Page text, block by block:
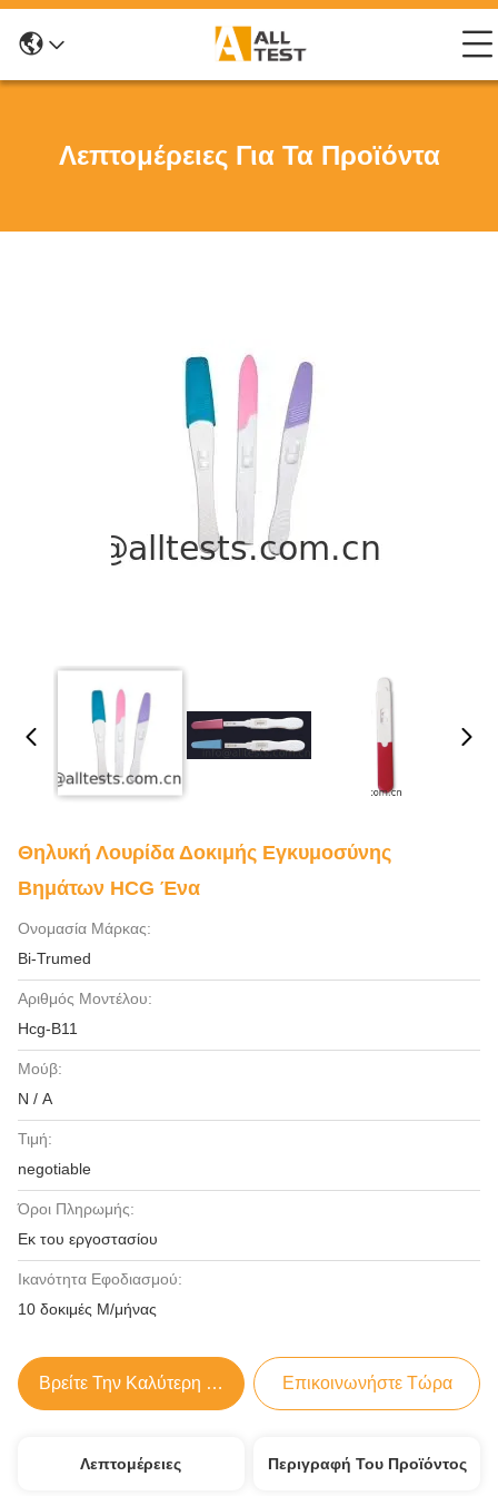
Λεπτομέρειες Για Τα Προϊόντα
Θηλυκή Λουρίδα Δοκιμής Εγκυμοσύνης
Βημάτων HCG Ένα
Ονομασία Μάρκας:
Bi-Trumed
Αριθμός Μοντέλου:
Hcg-B11
Μούβ:
N / A
Τιμή:
negotiable
Όροι Πληρωμής:
Εκ του εργοστασίου
Ικανότητα Εφοδιασμού:
10 δοκιμές Μ/μήνας
Βρείτε Την Καλύτερη Τιμή Επικοινωνήστε Τώρα
Λεπτομέρειες Περιγραφή Του Προϊόντος